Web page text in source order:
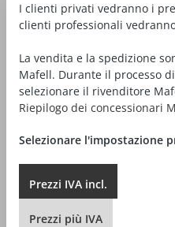
SEGA DA
EC
I clienti privati vedranno i
clienti professionali
La vendita e la spedizione
Mafell. Durante il processo
selezionare il rivenditore
Riepilogo dei concessionari
Selezionare l'impostazione
Prezzi IVA incl.
Prezzi più IVA